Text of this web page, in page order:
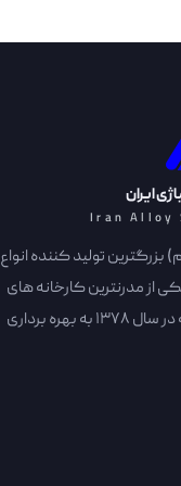
ایران
Iran Alloy
بزرگترین تولید کننده انواع
یکی از مدرنترین کارخانه های
تولید فولاد آلیاژی دنیا می باشد که در سال 1378 به بهره برداری